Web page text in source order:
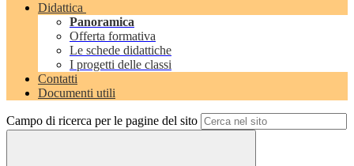
Didattica
Panoramica
Offerta formativa
Le schede didattiche
I progetti delle classi
Contatti
Documenti utili
Campo di ricerca per le pagine del sito